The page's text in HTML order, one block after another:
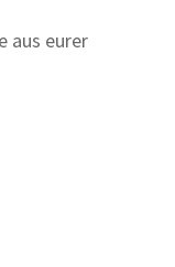
aus eurer